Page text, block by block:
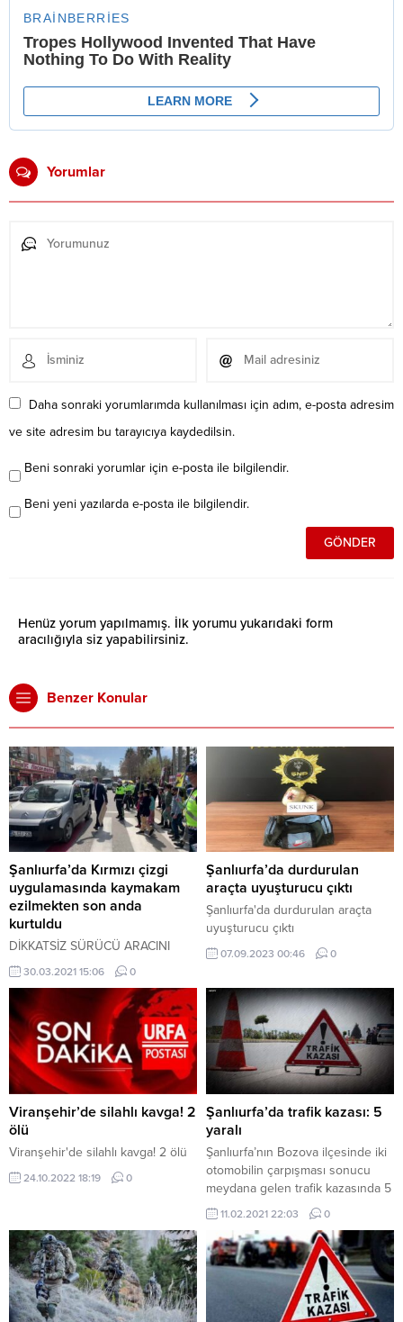
Yorumlar
Daha sonraki yorumlarımda kullanılması için adım, e-posta adresim
ve site adresim bu tarayıcıya kaydedilsin.
Beni sonraki yorumlar için e-posta ile bilgilendir.
Beni yeni yazılarda e-posta ile bilgilendir.
Henüz yorum yapılmamış. İlk yorumu yukarıdaki form
aracılığıyla siz yapabilirsiniz.
Benzer Konular
Şanlıurfa’da Kırmızı çizgi
uygulamasında kaymakam
ezilmekten son anda
kurtuldu
DİKKATSİZ SÜRÜCÜ ARACINI
KAYMAKAMIN ÜZERİNE SÜRDÜ
30.03.2021 15:06 0
Şanlıurfa’da durdurulan
araçta uyuşturucu çıktı
Şanlıurfa'da durdurulan araçta
uyuşturucu çıktı
07.09.2023 00:46 0
Viranşehir’de silahlı kavga! 2
ölü
Viranşehir'de silahlı kavga! 2 ölü
24.10.2022 18:19 0
Şanlıurfa’da trafik kazası: 5
yaralı
Şanlıurfa’nın Bozova ilçesinde iki
otomobilin çarpışması sonucu
meydana gelen trafik kazasında 5
kişi yaralandı. Olay, Şanlıurfa’nın
Bozova ilçesinde yaşandı.
Ramazan P.‘nin kullandığı 34 FP
2368 plakalı otomobil, Bozova-
Hilvan karayolunun 5’inci
kilometresinde Mehmet K.‘nin
kullandığı 06 TYF 37 plakalı
11.02.2021 22:03 0